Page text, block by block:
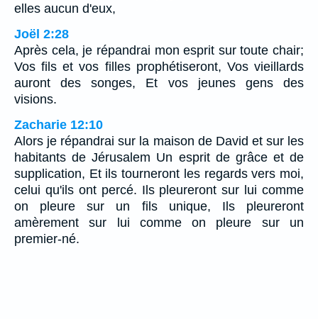
elles aucun d'eux,
Joël 2:28
Après cela, je répandrai mon esprit sur toute chair;
Vos fils et vos filles prophétiseront, Vos vieillards
auront des songes, Et vos jeunes gens des
visions.
Zacharie 12:10
Alors je répandrai sur la maison de David et sur les
habitants de Jérusalem Un esprit de grâce et de
supplication, Et ils tourneront les regards vers moi,
celui qu'ils ont percé. Ils pleureront sur lui comme
on pleure sur un fils unique, Ils pleureront
amèrement sur lui comme on pleure sur un
premier-né.